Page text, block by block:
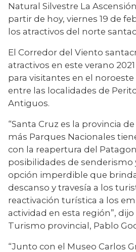
Natural Silvestre La
partir de hoy, viernes 19 de
los atractivos del norte
El Corredor del Viento
atractivos en este verano
para visitantes en el
entre las localidades de
Antiguos.
“Santa Cruz es la provincia
más Parques Nacionales
con la reapertura del
posibilidades de senderismo
opción imperdible que
descanso y travesía a los
reactivación turística a los
actividad en esta región”,
Turismo provincial, Pablo
“Junto con el Museo Carlos